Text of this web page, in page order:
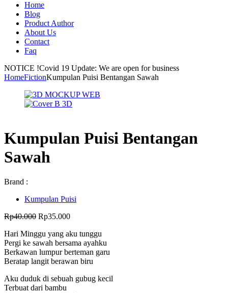
Home
Blog
Product Author
About Us
Contact
Faq
NOTICE !Covid 19 Update: We are open for business
HomeFictionKumpulan Puisi Bentangan Sawah
Kumpulan Puisi Bentangan
Sawah
Brand :
Kumpulan Puisi
Rp40.000 Harga
adalah:
Rp40.000.
Rp35.000Harga
ini
adalah:
Rp35.000.
Hari Minggu yang aku tunggu
Pergi ke sawah bersama ayahku
Berkawan lumpur berteman garu
Beratap langit berawan biru
Aku duduk di sebuah gubug kecil
Terbuat dari bambu